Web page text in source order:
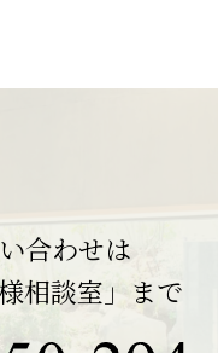
合わせは
相談室」まで